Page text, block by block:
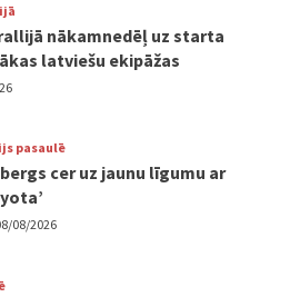
nākamnedēļ uz starta
latviešu ekipāžas
pasaulē
cer uz jaunu līgumu ar
08/2026